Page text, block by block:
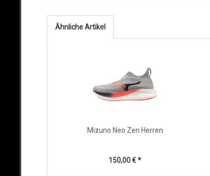
Ähnliche Artikel
Mizuno Neo Zen Herren
150,00 € *